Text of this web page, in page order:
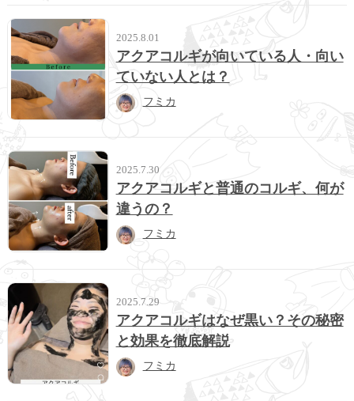
2025.8.01
アクアコルギが向いている人・向い
ていない人とは？
フミカ
2025.7.30
アクアコルギと普通のコルギ、何が
違うの？
フミカ
2025.7.29
アクアコルギはなぜ黒い？その秘密
と効果を徹底解説
フミカ